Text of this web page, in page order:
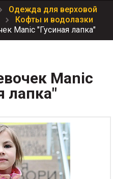
Одежда для верховой
Кофты и водолазки
Manic "Гусиная лапка"
Manic
лапка"